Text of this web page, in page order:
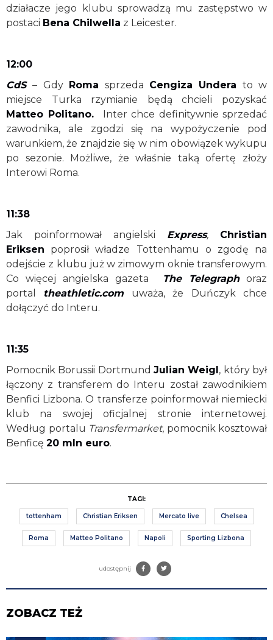
działacze jego klubu sprowadzą mu zastępstwo w
postaci Bena Chilwella z Leicester.
12:00
CdS– Gdy Roma sprzeda Cengiza Undera to w
miejsce Turka rzymianie będą chcieli pozyskać
Matteo Politano. Inter chce definitywnie sprzedać
zawodnika, ale zgodzi się na wypożyczenie pod
warunkiem, że znajdzie się w nim obowiązek wykupu
po sezonie. Możliwe, że właśnie taką ofertę złoży
Interowi Roma.
11:38
Jak poinformował angielski
Express, Christian
Eriksen poprosił władze Tottenhamu o zgodę na
odejście z klubu już w zimowym oknie transferowym.
Co więcej angielska gazeta
The Telegraphoraz
portal theathletic.com uważa, że Duńczyk chce
dołączyć do Interu.
11:35
Pomocnik Borussii Dortmund Julian Weigl, który był
łączony z transferem do Interu został zawodnikiem
Benfici Lizbona. O transferze poinformował niemiecki
klub na swojej oficjalnej stronie internetowej.
Według portalu Transfermarket, pomocnik kosztował
Benficę 20 mln euro.
TAGI:
tottenham Christian Eriksen Mercato live Chelsea
Roma Matteo Politano Napoli Sporting Lizbona
udostępnij
ZOBACZ TEŻ